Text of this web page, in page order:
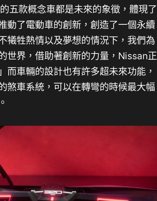
五款概念車都是未來的象徵，體現了
動了電動車的創新，創造了一個永續
犧牲熱情以及夢想的情況下，我們為
世界，借助著創新的力量，Nissan正
車輛的設計也有許多超未來功能，
煞車系統，可以在轉彎的時候最大幅